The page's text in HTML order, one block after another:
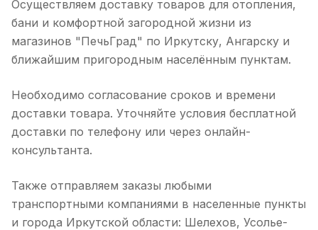
Осуществляем доставку товаров для отопления,
бани и комфортной загородной жизни из
магазинов "ПечьГрад" по Иркутску, Ангарску и
ближайшим пригородным населённым пунктам.
Необходимо согласование сроков и времени
доставки товара. Уточняйте условия бесплатной
доставки по телефону или через онлайн-
консультанта.
Также отправляем заказы любыми
транспортными компаниями в населенные пункты
и города Иркутской области: Шелехов, Усолье-